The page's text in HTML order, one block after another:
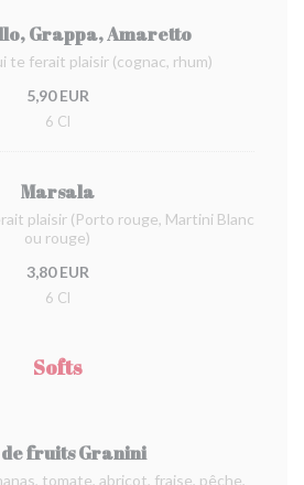
Grappa, Amaretto
te ferait plaisir (cognac, rhum)
5,90 EUR
6 Cl
Marsala
plaisir (Porto rouge, Martini Blanc
ou rouge)
3,80 EUR
6 Cl
Softs
de fruits Granini
tomate, abricot, fraise, pêche,